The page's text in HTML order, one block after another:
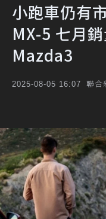
小跑車仍有
MX-5 七月
Mazda3
2025-08-05 16:07 聯合